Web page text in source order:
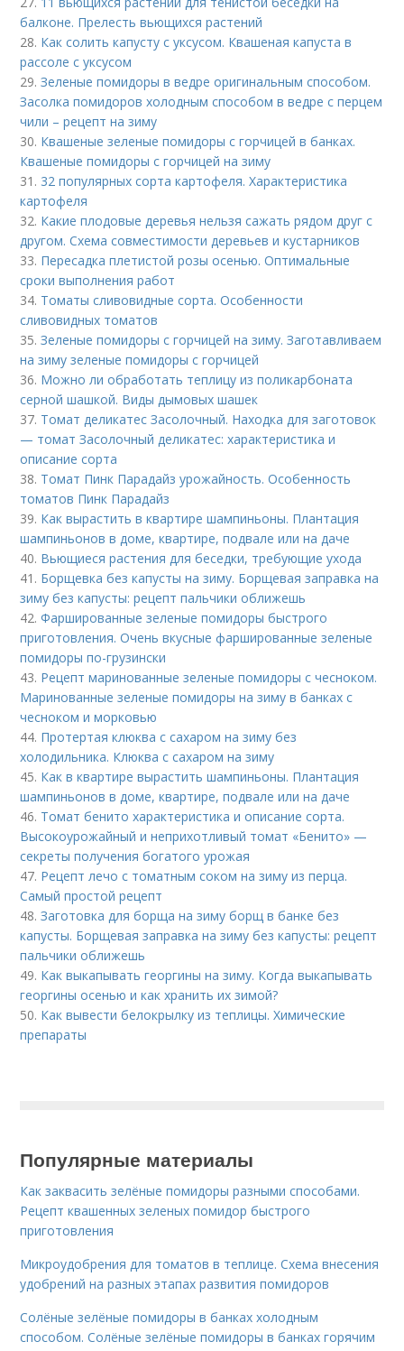
балконе. Прелесть вьющихся растений
28. Как солить капусту с уксусом. Квашеная капуста в
рассоле с уксусом
29.Зеленые помидоры в ведре оригинальным способом.
Засолка помидоров холодным способом в ведре с перцем
чили – рецепт на зиму
30. Квашеные зеленые помидоры с горчицей в банках.
Квашеные помидоры с горчицей на зиму
31. 32 популярных сорта картофеля. Характеристика
картофеля
32. Какие плодовые деревья нельзя сажать рядом друг с
другом. Схема совместимости деревьев и кустарников
33. Пересадка плетистой розы осенью. Оптимальные
сроки выполнения работ
34. Томаты сливовидные сорта. Особенности
сливовидных томатов
35.Зеленые помидоры с горчицей на зиму. Заготавливаем
на зиму зеленые помидоры с горчицей
36. Можно ли обработать теплицу из поликарбоната
серной шашкой. Виды дымовых шашек
37. Томат деликатес Засолочный. Находка для заготовок
— томат Засолочный деликатес: характеристика и
описание сорта
38. Томат Пинк Парадайз урожайность. Особенность
томатов Пинк Парадайз
39. Как вырастить в квартире шампиньоны. Плантация
шампиньонов в доме, квартире, подвале или на даче
40. Вьющиеся растения для беседки, требующие ухода
41. Борщевка без капусты на зиму. Борщевая заправка на
зиму без капусты: рецепт пальчики оближешь
42.Фаршированные зеленые помидоры быстрого
приготовления. Очень вкусные фаршированные зеленые
помидоры по-грузински
43. Рецепт маринованные зеленые помидоры с чесноком.
Маринованные зеленые помидоры на зиму в банках с
чесноком и морковью
44. Протертая клюква с сахаром на зиму без
холодильника. Клюква с сахаром на зиму
45. Как в квартире вырастить шампиньоны. Плантация
шампиньонов в доме, квартире, подвале или на даче
46. Томат бенито характеристика и описание сорта.
Высокоурожайный и неприхотливый томат «Бенито» —
секреты получения богатого урожая
47. Рецепт лечо с томатным соком на зиму из перца.
Самый простой рецепт
48.Заготовка для борща на зиму борщ в банке без
капусты. Борщевая заправка на зиму без капусты: рецепт
пальчики оближешь
49. Как выкапывать георгины на зиму. Когда выкапывать
георгины осенью и как хранить их зимой?
50. Как вывести белокрылку из теплицы. Химические
препараты
Популярные материалы
Как заквасить зелёные помидоры разными способами.
Рецепт квашенных зеленых помидор быстрого
приготовления
Микроудобрения для томатов в теплице. Схема внесения
удобрений на разных этапах развития помидоров
Солёные зелёные помидоры в банках холодным
способом. Солёные зелёные помидоры в банках горячим